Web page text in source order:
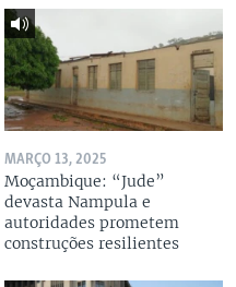
MARÇO 13, 2025
Moçambique: “Jude”
devasta Nampula e
autoridades prometem
construções resilientes